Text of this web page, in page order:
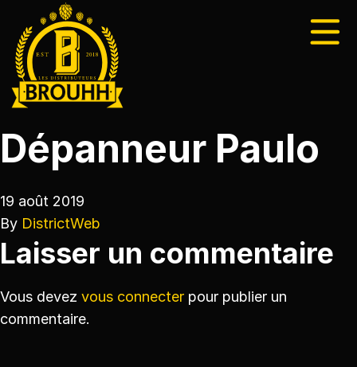
Dépanneur Paulo
19 août 2019
By DistrictWeb
Laisser un commentaire
Vous devez vous connecter pour publier un
commentaire.